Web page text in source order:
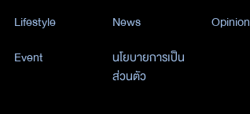
Lifestyle
News
Opinion
Event
นโยบายการเป็น
ส่วนตัว